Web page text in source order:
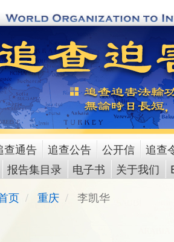
查通告 追查公告 公开信 追查
报告集目录 电子书 关于我们
页 重庆 李凯华